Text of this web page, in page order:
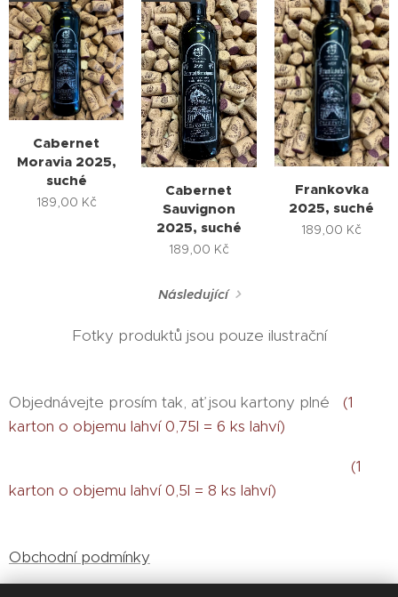
Cabernet
Moravia 2025,
suché
189,00 Kč
Cabernet
Sauvignon
2025, suché
189,00 Kč
Frankovka
2025, suché
189,00 Kč
Následující
Fotky produktů jsou pouze ilustrační
Objednávejte prosím tak, ať jsou kartony plné (1
karton o objemu lahví 0,75l = 6 ks lahví)
(1
karton o objemu lahví 0,5l = 8 ks lahví)
Obchodní podmínky